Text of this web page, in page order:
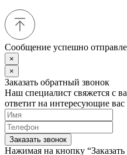
Сообщение успешно
×
×
Заказать обратный звонок
Наш специалист свяжется с
ответит на интересующие
Заказать звонок
Нажимая на кнопку